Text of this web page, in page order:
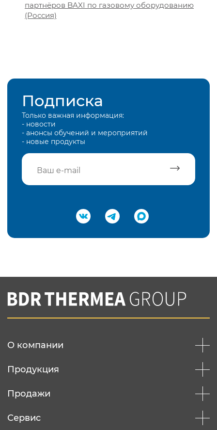
партнёров BAXI по газовому оборудованию
(Россия)
Подписка
Только важная информация:
- новости
- анонсы обучений и мероприятий
- новые продукты
Подтвердить e-mail
Вы соглашаетесь с нашей политикой
конфеденциальности
О компании
Продукция
Продажи
Сервис